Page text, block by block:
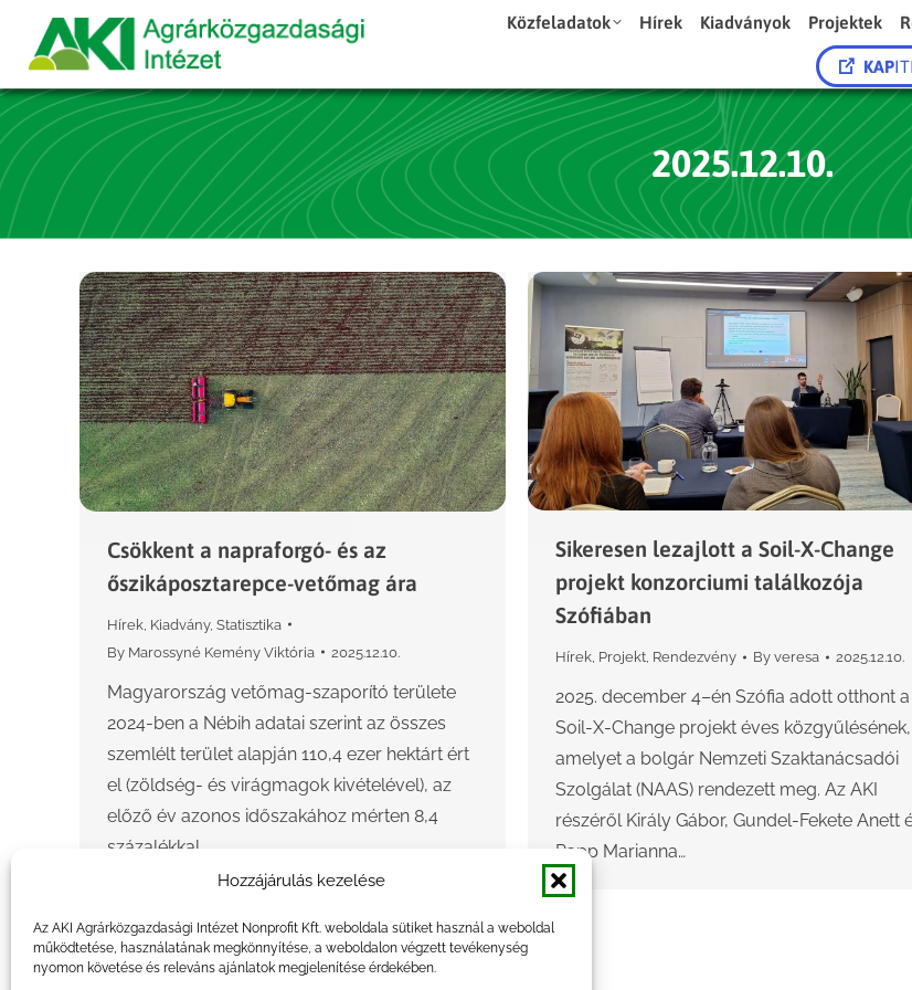
Hozzájárulás kezelése
Az AKI Agrárközgazdasági Intézet Nonprofit Kft. weboldala sütiket használ a weboldal
működtetése, használatának megkönnyítése, a weboldalon végzett tevékenység
nyomon követése és releváns ajánlatok megjelenítése érdekében.
Közfeladatok Hírek Kiadványok Projektek
KAP
2025.12.10.
Csökkent a napraforgó- és az
őszikáposztarepce-vetőmag ára
Hírek Kiadvány, Statisztika
By Marossyné Kemény Viktória 2025.12.10.
Magyarország vetőmag-szaporító területe
2024-ben a Nébih adatai szerint az összes
szemlélt terület alapján 110,4 ezer hektárt ért
el (zöldség- és virágmagok kivételével), az
előző év azonos időszakához mérten 8,4
százalékkal…
Sikeresen lezajlott a Soil-X-Change
projekt konzorciumi találkozója
Szófiában
Hírek, Projekt, Rendezvény By veresa 2025.12.10.
2025. december 4–én Szófia adott otthont a
Soil-X-Change projekt éves közgyűlésének,
amelyet a bolgár Nemzeti Szaktanácsadói
Szolgálat (NAAS) rendezett meg. Az AKI
részéről Király Gábor, Gundel-Fekete Anett
Papp Marianna…